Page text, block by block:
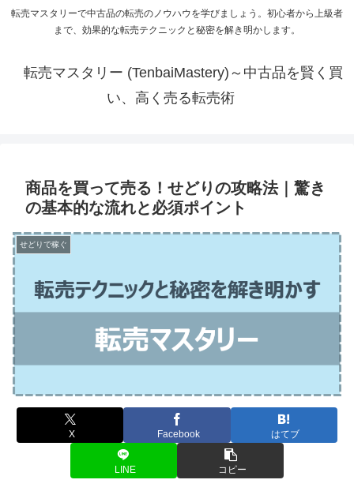
転売マスタリーで中古品の転売のノウハウを学びましょう。初心者から上級者
まで、効果的な転売テクニックと秘密を解き明かします。
転売マスタリー (TenbaiMastery)～中古品を賢く買
い、高く売る転売術
商品を買って売る！せどりの攻略法｜驚き
の基本的な流れと必須ポイント
せどりで稼ぐ
X Facebook はてブ
LINE コピー